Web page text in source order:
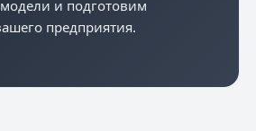
и подготовим
предприятия.